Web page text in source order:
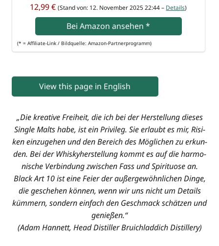
12,99 € (Stand von: 12. Novem­ber 2025 22:44 – Details)
Bei Ama­zon anse­hen*
(* = Affi­lia­te-Link / Bild­quel­le: Amazon-Partnerprogramm)
View this page in English
„Die krea­ti­ve Frei­heit, die ich bei der Her­stel­lung die­ses
Sin­gle Malts habe, ist ein Pri­vi­leg. Sie erlaubt es mir, Risi­
ken ein­zu­ge­hen und den Bereich des Mög­li­chen zu erkun­
den. Bei der Whis­ky­her­stel­lung kommt es auf die har­mo­
ni­sche Ver­bin­dung zwi­schen Fass und Spi­ri­tuo­se an.
Black Art 10 ist eine Fei­er der außer­ge­wöhn­li­chen Din­ge,
die gesche­hen kön­nen, wenn wir uns nicht um Details
küm­mern, son­dern ein­fach den Geschmack schät­zen und
genießen.“
(Adam Han­nett, Head Distil­ler Bruich­lad­dich Distillery)